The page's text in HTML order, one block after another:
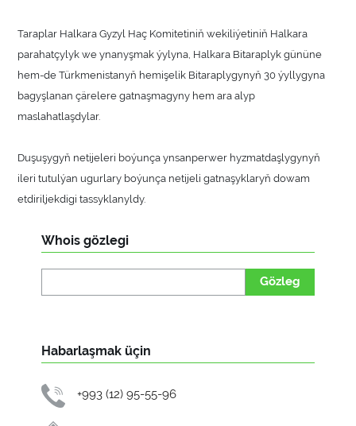
Taraplar Halkara Gyzyl Haç Komitetiniň wekiliýetiniň Halkara
parahatçylyk we ynanyşmak ýylyna, Halkara Bitaraplyk gününe
hem-de Türkmenistanyň hemişelik Bitaraplygynyň 30 ýyllygyna
bagyşlanan çärelere gatnaşmagyny hem ara alyp
maslahatlaşdylar.
Duşuşygyň netijeleri boýunça ynsanperwer hyzmatdaşlygynyň
ileri tutulýan ugurlary boýunça netijeli gatnaşyklaryň dowam
etdiriljekdigi tassyklanyldy.
Whois gözlegi
Gözleg
Habarlaşmak üçin
+993 (12) 95-55-96